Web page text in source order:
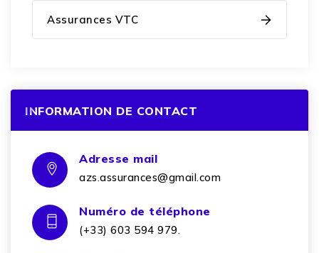
Assurances VTC
INFORMATION DE CONTACT
Adresse mail
azs.assurances@gmail.com
Numéro de téléphone
(+33) 603 594 979.